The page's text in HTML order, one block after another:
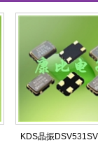
KDS晶振